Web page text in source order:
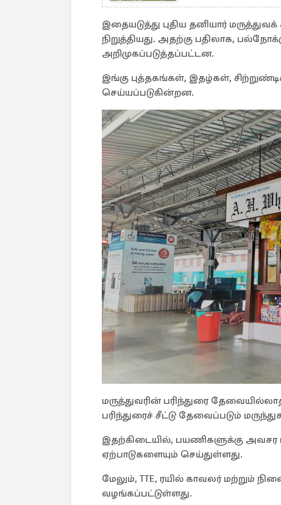
இதையடுத்து புதிய தனியார்
நிறுத்தியது. அதற்கு பதிலாக,
அறிமுகப்படுத்தப்பட்டன.
இங்கு புத்தகங்கள், இதழ்கள்,
செய்யப்படுகின்றன.
மருத்துவரின் பரிந்துரை
பரிந்துரைச் சீட்டு தேவைப்படும்
இதற்கிடையில், பயணிகளுக்கு அவசர
ஏற்பாடுகளையும் செய்துள்ளது.
மேலும், TTE, ரயில் காவலர் மற்றும்
வழங்கப்பட்டுள்ளது.